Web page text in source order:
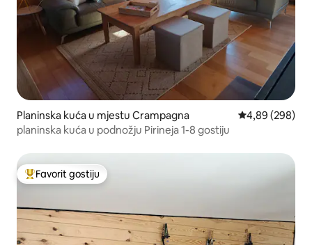
Planinska kuća u mjestu Crampagna prosječna
4,89 (298)
planinska kuća u podnožju Pirineja 1-8 gostiju
Glavni favorit gostiju
Favorit gostiju